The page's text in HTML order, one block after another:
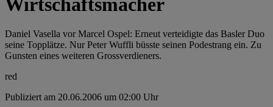
Daniel Vasella vor Marcel Ospel: Erneut verteidigte das Basler Duo
seine Topplätze. Nur Peter Wuffli büsste seinen Podestrang ein. Zu
Gunsten eines weiteren Grossverdieners.
red
Publiziert am 20.06.2006 um 02:00 Uhr